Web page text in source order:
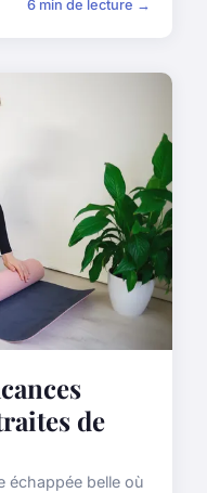
6 min de lecture →
de
échappée belle où